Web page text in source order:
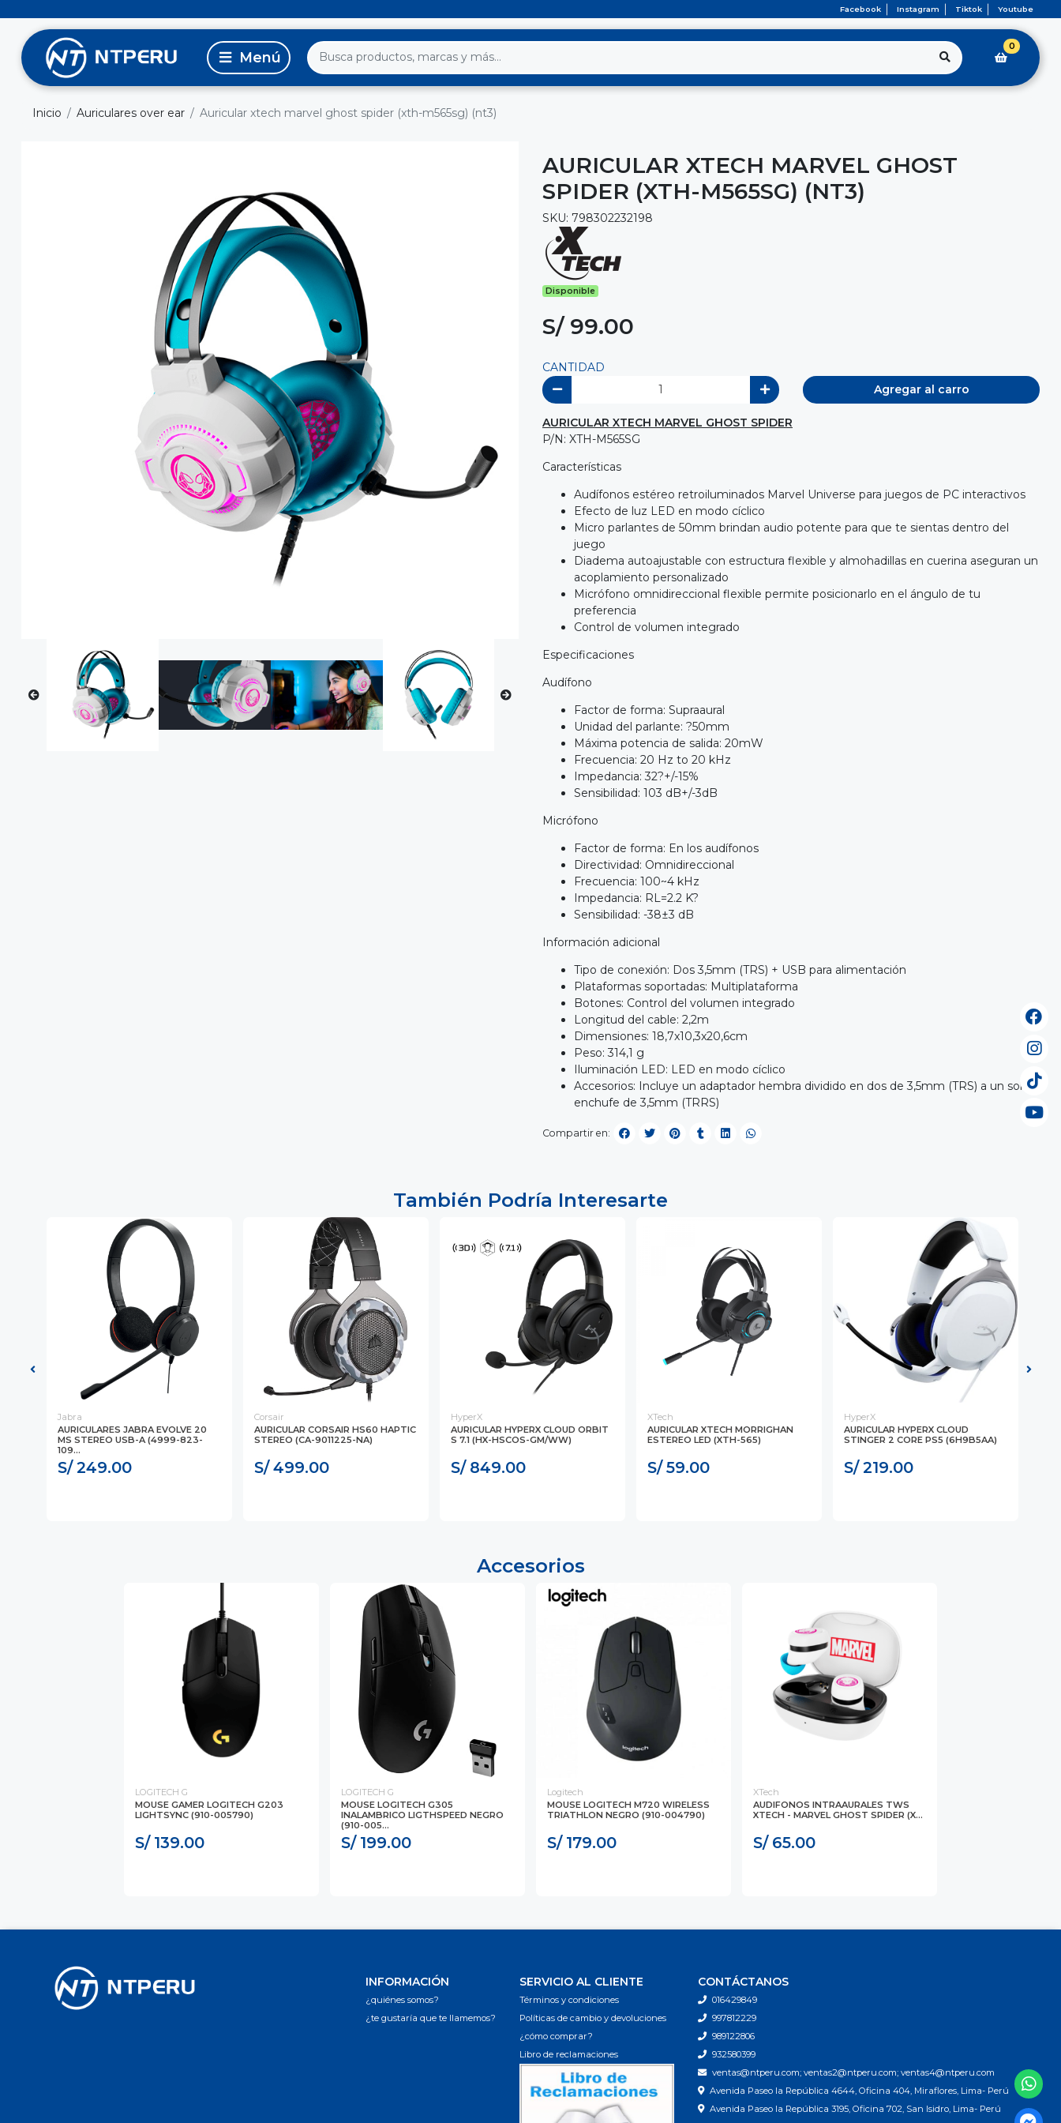
Facebook Instagram Tiktok Youtube
0
Inicio Auriculares over ear Auricular xtech marvel ghost spider (xth-m565sg) (nt3)
AURICULAR XTECH MARVEL GHOST
SPIDER (XTH-M565SG) (NT3)
SKU: 798302232198
Disponible
S/ 99.00
CANTIDAD
Agregar al carro
AURICULAR XTECH MARVEL GHOST SPIDER
P/N: XTH-M565SG
Características
Audífonos estéreo retroiluminados Marvel Universe para juegos de PC interactivos
Efecto de luz LED en modo cíclico
Micro parlantes de 50mm brindan audio potente para que te sientas dentro del
juego
Diadema autoajustable con estructura flexible y almohadillas en cuerina aseguran un
acoplamiento personalizado
Micrófono omnidireccional flexible permite posicionarlo en el ángulo de tu
preferencia
Control de volumen integrado
Especificaciones
Audífono
Factor de forma: Supraaural
Unidad del parlante: ?50mm
Máxima potencia de salida: 20mW
Frecuencia: 20 Hz to 20 kHz
Impedancia: 32?+/-15%
Sensibilidad: 103 dB+/-3dB
Micrófono
Factor de forma: En los audífonos
Directividad: Omnidireccional
Frecuencia: 100~4 kHz
Impedancia: RL=2.2 K?
Sensibilidad: -38±3 dB
Información adicional
Tipo de conexión: Dos 3,5mm (TRS) + USB para alimentación
Plataformas soportadas: Multiplataforma
Botones: Control del volumen integrado
Longitud del cable: 2,2m
Dimensiones: 18,7x10,3x20,6cm
Peso: 314,1 g
Iluminación LED: LED en modo cíclico
Accesorios: Incluye un adaptador hembra dividido en dos de 3,5mm (TRS) a un solo
enchufe de 3,5mm (TRRS)
Compartir en:
También Podría Interesarte
Jabra
AURICULARES JABRA EVOLVE 20
MS STEREO USB-A (4999-823-
109...
S/ 249.00
Corsair
AURICULAR CORSAIR HS60 HAPTIC
STEREO (CA-9011225-NA)
S/ 499.00
HyperX
AURICULAR HYPERX CLOUD ORBIT
S 7.1 (HX-HSCOS-GM/WW)
S/ 849.00
XTech
AURICULAR XTECH MORRIGHAN
ESTEREO LED (XTH-565)
S/ 59.00
HyperX
AURICULAR HYPERX CLOUD
STINGER 2 CORE PS5 (6H9B5AA)
S/ 219.00
Accesorios
LOGITECH G
MOUSE GAMER LOGITECH G203
LIGHTSYNC (910-005790)
S/ 139.00
LOGITECH G
MOUSE LOGITECH G305
INALAMBRICO LIGTHSPEED NEGRO
(910-005...
S/ 199.00
Logitech
MOUSE LOGITECH M720 WIRELESS
TRIATHLON NEGRO (910-004790)
S/ 179.00
XTech
AUDIFONOS INTRAAURALES TWS
XTECH - MARVEL GHOST SPIDER (X...
S/ 65.00
INFORMACIÓN
¿quiénes somos?
¿te gustaría que te llamemos?
SERVICIO AL CLIENTE
Términos y condiciones
Políticas de cambio y devoluciones
¿cómo comprar?
Libro de reclamaciones
CONTÁCTANOS
016429849
997812229
989122806
932580399
ventas@ntperu.com; ventas2@ntperu.com; ventas4@ntperu.com
Avenida Paseo la República 4644, Oficina 404, Miraflores, Lima- Perú
Avenida Paseo la República 3195, Oficina 702, San Isidro, Lima- Perú